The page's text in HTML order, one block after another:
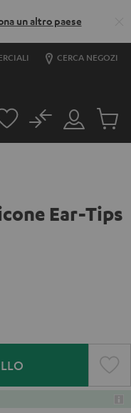
un altro paese
CERCA NEGOZI
Il
mio
No
Prodotti
Ear-Tips